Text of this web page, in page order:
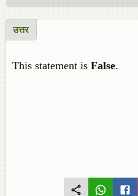
उत्तर
This statement is False.